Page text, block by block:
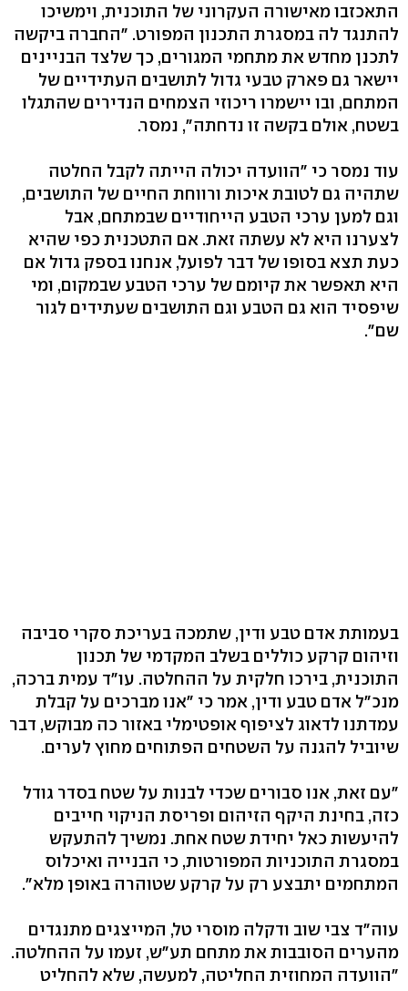
התאכזבו מאישורה העקרוני של התוכנית, וימשיכו
להתנגד לה במסגרת התכנון המפורט. "החברה ביקשה
לתכנן מחדש את מתחמי המגורים, כך שלצד הבניינים
יישאר גם פארק טבעי גדול לתושבים העתידיים של
המתחם, ובו יישמרו ריכוזי הצמחים הנדירים שהתגלו
בשטח, אולם בקשה זו נדחתה", נמסר.
עוד נמסר כי "הוועדה יכולה הייתה לקבל החלטה
שתהיה גם לטובת איכות ורווחת החיים של התושבים,
וגם למען ערכי הטבע הייחודיים שבמתחם, אבל
לצערנו היא לא עשתה זאת. אם התטכנית כפי שהיא
כעת תצא בסופו של דבר לפועל, אנחנו בספק גדול אם
היא תאפשר את קיומם של ערכי הטבע שבמקום, ומי
שיפסיד הוא גם הטבע וגם התושבים שעתידים לגור
שם".
בעמותת אדם טבע ודין, שתמכה בעריכת סקרי סביבה
וזיהום קרקע כוללים בשלב המקדמי של תכנון
התוכנית, בירכו חלקית על ההחלטה. עו"ד עמית ברכה,
מנכ"ל אדם טבע ודין, אמר כי "אנו מברכים על קבלת
עמדתנו לדאוג לציפוף אופטימלי באזור כה מבוקש, דבר
שיוביל להגנה על השטחים הפתוחים מחוץ לערים.
"עם זאת, אנו סבורים שכדי לבנות על שטח בסדר גודל
כזה, בחינת היקף הזיהום ופריסת הניקוי חייבים
להיעשות כאל יחידת שטח אחת. נמשיך להתעקש
במסגרת התוכניות המפורטות, כי הבנייה ואיכלוס
המתחמים יתבצע רק על קרקע שטוהרה באופן מלא".
עוה"ד צבי שוב ודקלה מוסרי טל, המייצגים מתנגדים
מהערים הסובבות את מתחם תע"ש, זעמו על ההחלטה.
"הוועדה המחוזית החליטה, למעשה, שלא להחליט